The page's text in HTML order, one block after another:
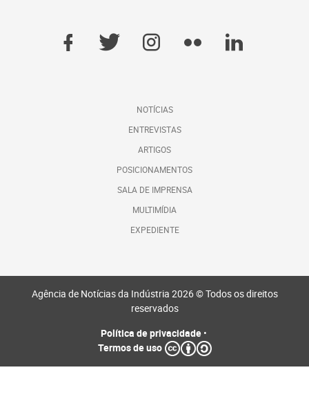
NOTÍCIAS
ENTREVISTAS
ARTIGOS
POSICIONAMENTOS
SALA DE IMPRENSA
MULTIMÍDIA
EXPEDIENTE
Agência de Notícias da Indústria 2026 © Todos os direitos
reservados
Política de privacidade•
Termos de uso